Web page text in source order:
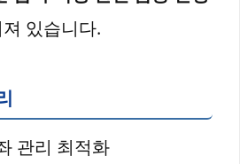
있습니다.
관리 최적화